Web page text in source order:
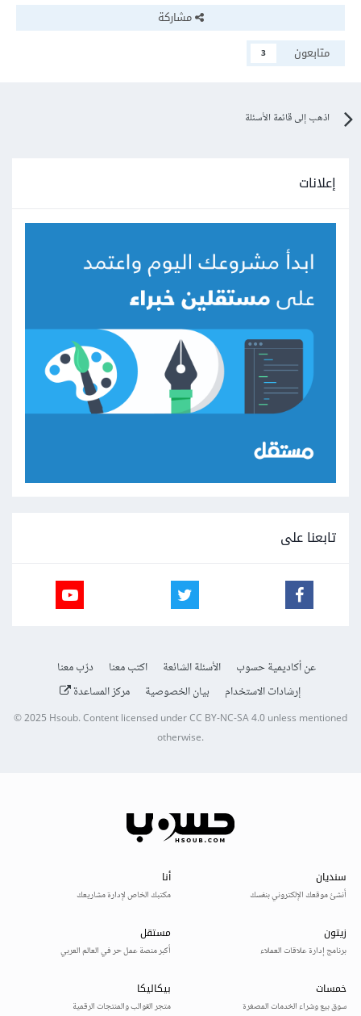
مشاركة
متابعون
3
اذهب إلى قائمة الأسئلة
إعلانات
تابعنا على
عن أكاديمية حسوب الأسئلة الشائعة اكتب معنا
درّب معنا
إرشادات الاستخدام
بيان الخصوصية مركز المساعدة
© 2025Hsoub.Content licensed underCC BY-NC-SA 4.0unless mentioned
otherwise.